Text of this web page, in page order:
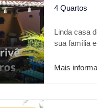
4 Quartos
Linda casa
sua família
gourmet,
Mais